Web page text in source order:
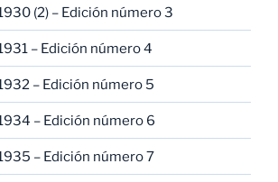
(2) – Edición número 3
– Edición número 4
– Edición número 5
– Edición número 6
– Edición número 7